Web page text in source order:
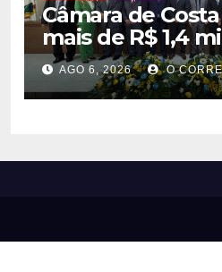
Câmara de
mais de R$ 1,4
emendas para
em diversas
AGO 6, 2026 O